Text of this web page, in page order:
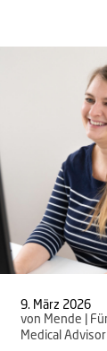
9. März 2026
von Mende |
Medical Advisor